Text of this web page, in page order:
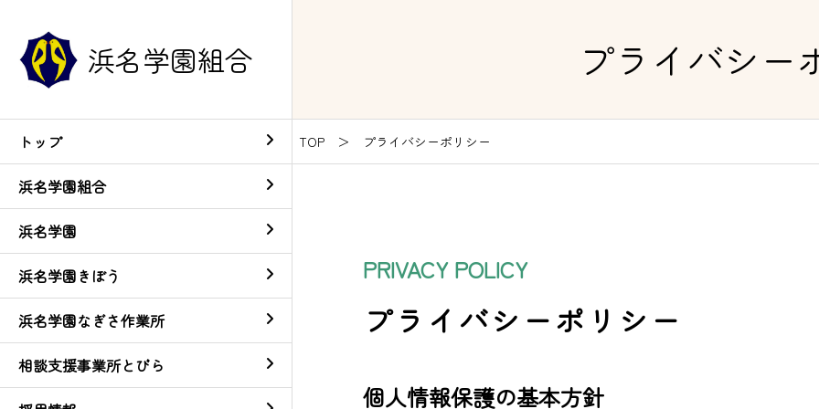
浜名学園組合
トップ
浜名学園組合
浜名学園
浜名学園きぼう
浜名学園なぎさ作業所
相談支援事業所とびら
プライバシー
TOP プライバシーポリシー
PRIVACY POLICY
プライバシーポリシー
個人情報保護の基本方針